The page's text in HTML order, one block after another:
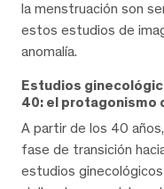
la menstruación son
estos estudios de
anomalía.
Estudios
40: el protagonismo
A partir de los 40
fase de transición
estudios